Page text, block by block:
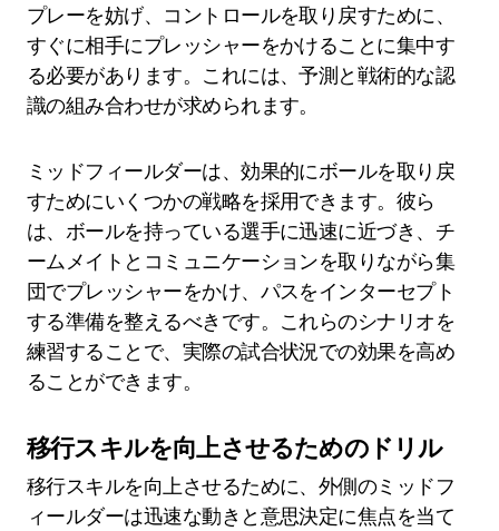
プレーを妨げ、コントロールを取り戻すために、
すぐに相手にプレッシャーをかけることに集中す
る必要があります。これには、予測と戦術的な認
識の組み合わせが求められます。
ミッドフィールダーは、効果的にボールを取り戻
すためにいくつかの戦略を採用できます。彼ら
は、ボールを持っている選手に迅速に近づき、チ
ームメイトとコミュニケーションを取りながら集
団でプレッシャーをかけ、パスをインターセプト
する準備を整えるべきです。これらのシナリオを
練習することで、実際の試合状況での効果を高め
ることができます。
移行スキルを向上させるためのドリル
移行スキルを向上させるために、外側のミッドフ
ィールダーは迅速な動きと意思決定に焦点を当て